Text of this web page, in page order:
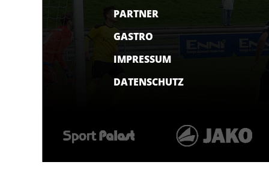
PARTNER
GASTRO
IMPRESSUM
DATENSCHUTZ